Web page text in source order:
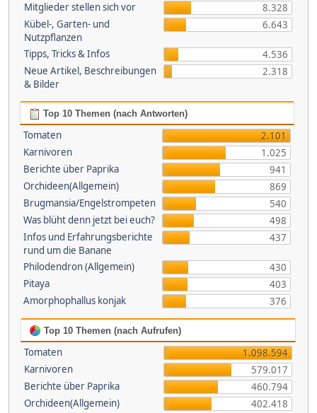
Mitglieder stellen sich vor
8.328
Kübel-, Garten- und
Nutzpflanzen
6.643
Tipps, Tricks & Infos
4.536
Neue Artikel, Beschreibungen
& Bilder
2.318
Top 10 Themen (nach Antworten)
Tomaten
2.101
Karnivoren
1.025
Berichte über Paprika
941
Orchideen(Allgemein)
869
Brugmansia/Engelstrompeten
540
Was blüht denn jetzt bei euch?
498
Infos und Erfahrungsberichte
rund um die Banane
437
Philodendron (Allgemein)
430
Pitaya
403
Amorphophallus konjak
376
Top 10 Themen (nach Aufrufen)
Tomaten
1.098.594
Karnivoren
579.017
Berichte über Paprika
460.794
Orchideen(Allgemein)
402.418